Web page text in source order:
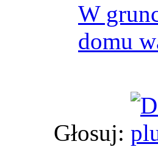
W
domu
Głosuj: